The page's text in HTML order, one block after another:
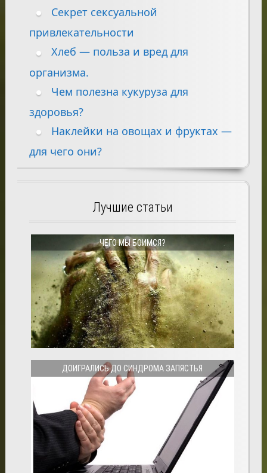
Секрет сексуальной
привлекательности
Хлеб — польза и вред для
организма.
Чем полезна кукуруза для
здоровья?
Наклейки на овощах и фруктах —
для чего они?
Лучшие статьи
ЧЕГО МЫ БОИМСЯ?
ДОИГРАЛИСЬ ДО СИНДРОМА ЗАПЯСТЬЯ